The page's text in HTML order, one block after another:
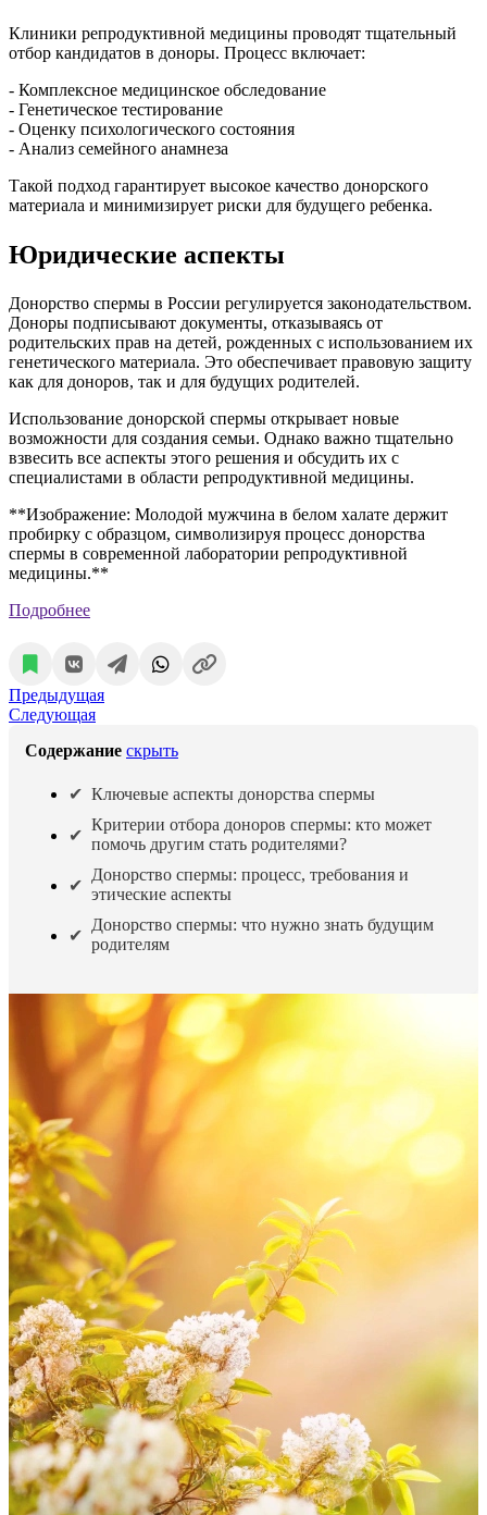
Клиники репродуктивной медицины проводят тщательный
отбор кандидатов в доноры. Процесс включает:
- Комплексное медицинское обследование
- Генетическое тестирование
- Оценку психологического состояния
- Анализ семейного анамнеза
Такой подход гарантирует высокое качество донорского
материала и минимизирует риски для будущего ребенка.
Юридические аспекты
Донорство спермы в России регулируется законодательством.
Доноры подписывают документы, отказываясь от
родительских прав на детей, рожденных с использованием их
генетического материала. Это обеспечивает правовую защиту
как для доноров, так и для будущих родителей.
Использование донорской спермы открывает новые
возможности для создания семьи. Однако важно тщательно
взвесить все аспекты этого решения и обсудить их с
специалистами в области репродуктивной медицины.
**Изображение: Молодой мужчина в белом халате держит
пробирку с образцом, символизируя процесс донорства
спермы в современной лаборатории репродуктивной
медицины.**
Подробнее
Предыдущая
Следующая
Содержание скрыть
Ключевые аспекты донорства спермы
Критерии отбора доноров спермы: кто может
помочь другим стать родителями?
Донорство спермы: процесс, требования и
этические аспекты
Донорство спермы: что нужно знать будущим
родителям